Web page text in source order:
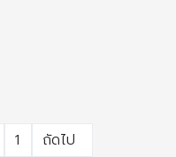
1 ถัดไป